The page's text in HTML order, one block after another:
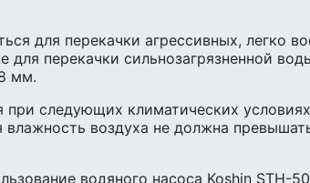
для перекачки агрессивных, легко
перекачки сильнозагрязненной
мм.
при следующих климатических
воздуха не должна
водяного насоса Koshin STH-